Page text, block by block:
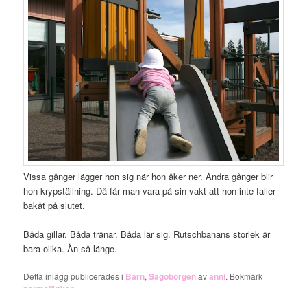
Vissa gånger lägger hon sig när hon åker ner. Andra gånger blir
hon krypställning. Då får man vara på sin vakt att hon inte faller
bakåt på slutet.
Båda gillar. Båda tränar. Båda lär sig. Rutschbanans storlek är
bara olika. Än så länge.
Detta inlägg publicerades i Barn,Sagoborgenavanni. Bokmärk